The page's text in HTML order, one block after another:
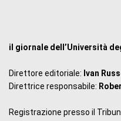
il giornale dell’Università
Direttore editoriale: Ivan
Direttrice responsabile:
Registrazione presso il